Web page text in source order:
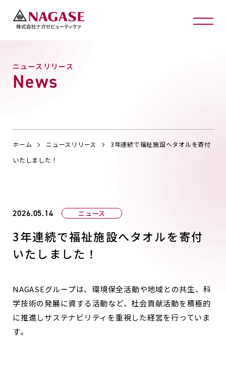
ニュースリリース
News
ホーム ニュースリリース
3年連続で福祉施設へタオルを寄付
いたしました！
2026.05.14 ニュース
3年連続で福祉施設へタオルを寄付
いたしました！
NAGASEグループは、環境保全活動や地域との共生、科
学技術の発展に資する活動など、社会貢献活動を積極的
に推進しサステナビリティを重視した経営を行っていま
す。